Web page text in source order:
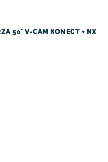
50° V-CAM KONECT + NX